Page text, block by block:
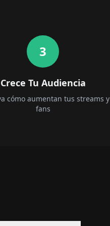
3
Crece Tu Audiencia
cómo aumentan tus streams y
fans